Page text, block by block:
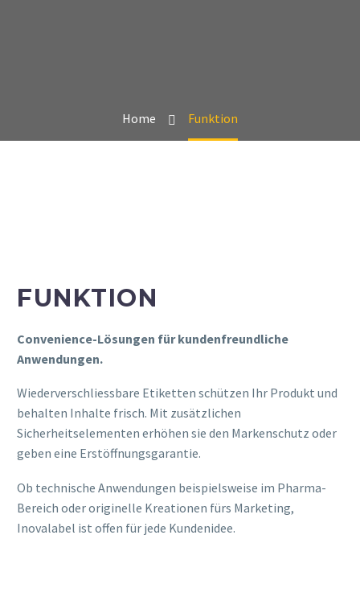
Home Funktion
FUNKTION
Convenience-Lösungen für kundenfreundliche
Anwendungen.
Wiederverschliessbare Etiketten schützen Ihr Produkt und
behalten Inhalte frisch. Mit zusätzlichen
Sicherheitselementen erhöhen sie den Markenschutz oder
geben eine Erstöffnungsgarantie.
Ob technische Anwendungen beispielsweise im Pharma-
Bereich oder originelle Kreationen fürs Marketing,
Inovalabel ist offen für jede Kundenidee.